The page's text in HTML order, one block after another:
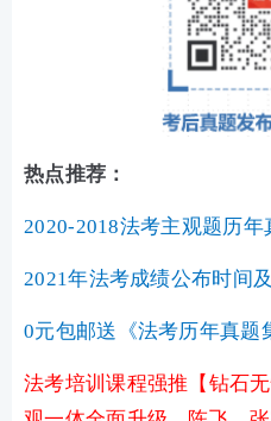
热点推荐：
2020-2018法考主观题历年
2021年法考成绩公布时间
0元包邮送《法考历年真题
法考培训课程强推【钻石